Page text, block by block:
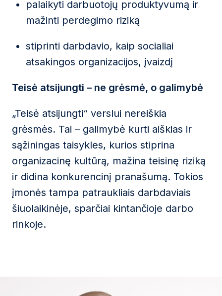
palaikyti darbuotojų produktyvumą ir
mažinti perdegimo riziką
stiprinti darbdavio, kaip socialiai
atsakingos organizacijos, įvaizdį
Teisė atsijungti – ne grėsmė, o galimybė
„Teisė atsijungti“ verslui nereiškia
grėsmės. Tai – galimybė kurti aiškias ir
sąžiningas taisykles, kurios stiprina
organizacinę kultūrą, mažina teisinę riziką
ir didina konkurencinį pranašumą. Tokios
įmonės tampa patraukliais darbdaviais
šiuolaikinėje, sparčiai kintančioje darbo
rinkoje.